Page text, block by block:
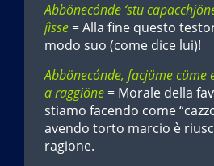
Abbönecónde ‘stu
jìsse = Alla fine questo
modo suo (come dice lui)!
Abbönecónde, facjüme cüme
a raggiöne = Morale della
stiamo facendo come
avendo torto marcio è
ragione.